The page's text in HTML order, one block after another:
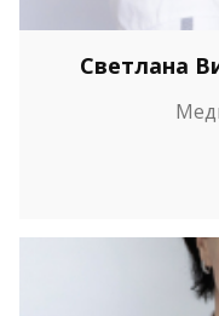
Светлана